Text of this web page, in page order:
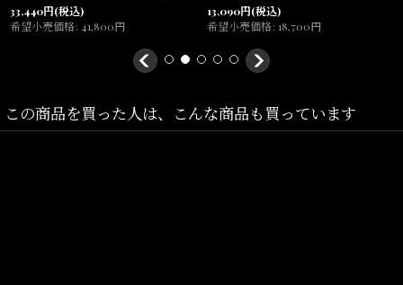
Size(サイズ)／
One Size(高さ:10cm~)
33,440円(税込)
希望小売価格: 41,800円
13,090円(税込)
希望小売価格: 18,700円
この商品を買った人は、こんな商品も買っています